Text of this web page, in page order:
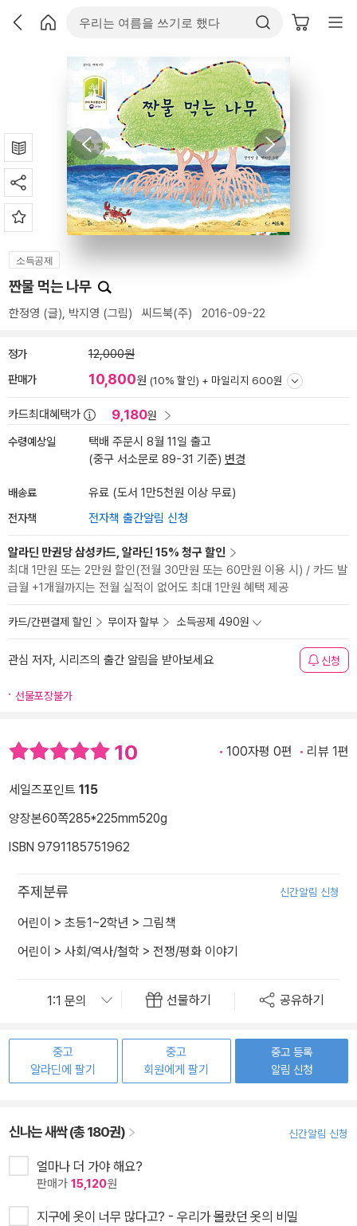
소득공제
짠물 먹는 나무
한정영 (글), 박지영 (그림) 씨드북(주) 2016-09-22
정가 12,000원
판매가 10,800원 (10% 할인) + 마일리지 600원
카드최대혜택가 9,180원
수령예상일
택배 주문시 8월 11일 출고
(중구 서소문로 89-31 기준) 변경
배송료 유료 (도서 1만5천원 이상 무료)
전자책 전자책 출간알림 신청
알라딘 만권당 삼성카드, 알라딘 15% 청구 할인
최대 1만원 또는 2만원 할인(전월 30만원 또는 60만원 이용 시) / 카드 발
급월 +1개월까지는 전월 실적이 없어도 최대 1만원 혜택 제공
카드/간편결제 할인 무이자 할부 소득공제 490원
관심 저자, 시리즈의 출간 알림을 받아보세요 신청
선물포장불가
10 100자평 0편 리뷰 1편
세일즈포인트 115
양장본60쪽285*225mm520g
ISBN 9791185751962
주제분류 신간알림 신청
어린이 > 초등1~2학년 > 그림책
어린이 > 사회/역사/철학 > 전쟁/평화 이야기
선물하기 공유하기
중고
알라딘에 팔기
중고
회원에게 팔기
중고 등록
알림 신청
신나는 새싹 (총 180권) 신간알림 신청
얼마나 더 가야 해요?
판매가 15,120원
지구에 옷이 너무 많다고? - 우리가 몰랐던 옷의 비밀